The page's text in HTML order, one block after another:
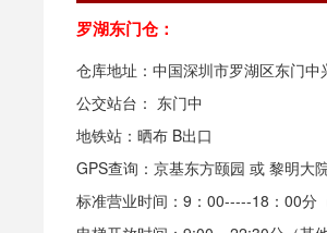
罗湖东门仓：
仓库地址：中国深圳市罗湖区东门
公交站台： 东门中
地铁站：晒布 B出口
GPS查询：京基东方颐园 或 黎明大
标准营业时间：9：00-----18：00分